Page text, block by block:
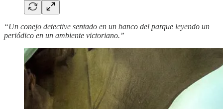
“Un conejo detective sentado en un banco del parque leyendo un
periódico en un ambiente victoriano.”